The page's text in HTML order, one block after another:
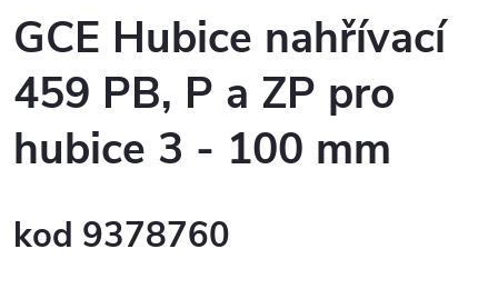
GCE Hubice nahřívací
459 PB, P a ZP pro
hubice 3 - 100 mm
kod 9378760